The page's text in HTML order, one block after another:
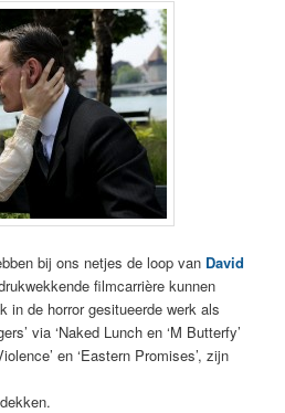
bij ons netjes de loop van David
filmcarrière kunnen
in de horror gesitueerde werk als
via ‘Naked Lunch en ‘M Butterfy’
en ‘Eastern Promises’, zijn